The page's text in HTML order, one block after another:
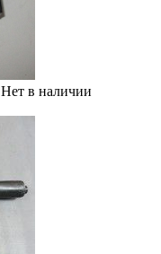
Нет в наличии